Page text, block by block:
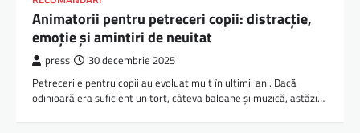
Animatorii pentru petreceri copii: distracție,
emoție și amintiri de neuitat
press 30 decembrie 2025
Petrecerile pentru copii au evoluat mult în ultimii ani. Dacă
odinioară era suficient un tort, câteva baloane și muzică, astăzi…